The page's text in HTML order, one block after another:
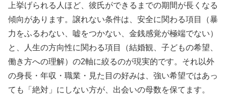
上挙げられる人ほど、彼氏ができるまでの期間が長くなる
傾向があります。譲れない条件は、安全に関わる項目（暴
力をふるわない、嘘をつかない、金銭感覚が極端でない）
と、人生の方向性に関わる項目（結婚観、子どもの希望、
働き方への理解）の2軸に絞るのが現実的です。それ以外
の身長・年収・職業・見た目の好みは、強い希望ではあっ
ても「絶対」にしない方が、出会いの母数を保てます。